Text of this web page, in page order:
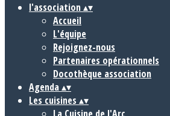
l'association▴▾
Accueil
L'équipe
Rejoignez-nous
Partenaires opérationnels
Docothèque association
Agenda▴▾
Les cuisines ▴▾